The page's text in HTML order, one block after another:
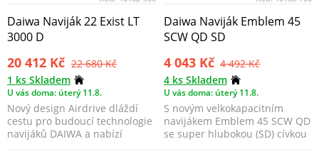
Daiwa Naviják 22 Exist LT
3000 D
20 412 Kč 22 680 Kč
1 ks Skladem
U vás doma: úterý 11.8.
Nový design Airdrive dláždí
cestu pro budoucí technologie
navijáků DAIWA a nabízí
Daiwa Naviják Emblem 45
SCW QD SD
4 043 Kč 4 492 Kč
4 ks Skladem
U vás doma: úterý 11.8.
S novým velkokapacitním
navijákem Emblem 45 SCW QD
se super hlubokou (SD) cívkou